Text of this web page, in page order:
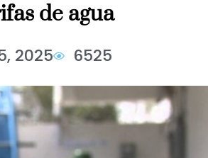
de agua
2025 6525